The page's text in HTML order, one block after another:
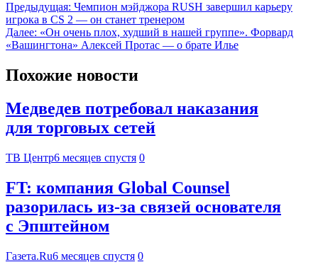
Предыдущая: Чемпион мэйджора RUSH завершил карьеру
игрока в CS 2 — он станет тренером
Далее: «Он очень плох, худший в нашей группе». Форвард
«Вашингтона» Алексей Протас — о брате Илье
Похожие новости
Медведев потребовал наказания
для торговых сетей
ТВ Центр6 месяцев спустя 0
FT: компания Global Counsel
разорилась из-за связей основателя
с Эпштейном
Газета.Ru6 месяцев спустя 0